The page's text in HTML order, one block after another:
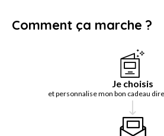
Comment ça marche ?
Je choisis
et personnalise mon bon cadeau